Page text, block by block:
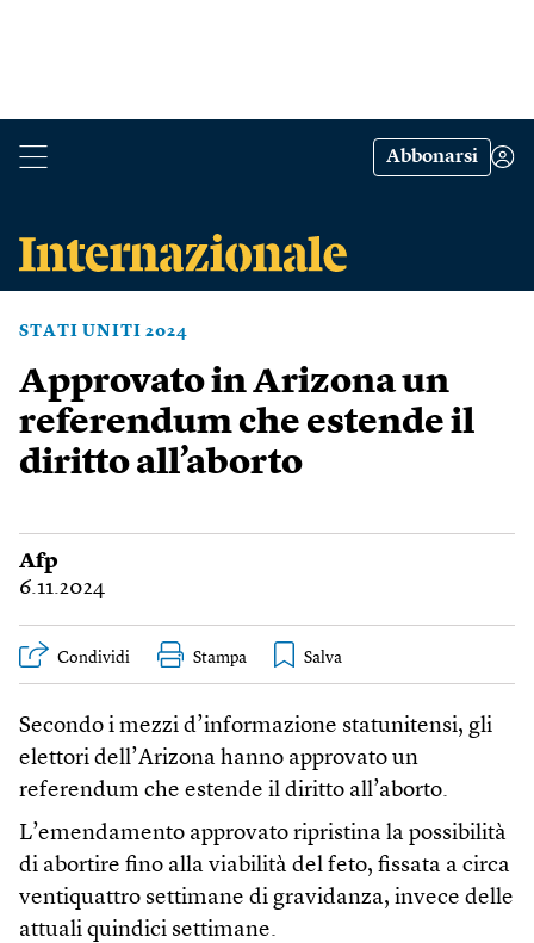
Abbonarsi
STATI UNITI 2024
Approvato in Arizona un
referendum che estende il
diritto all’aborto
Afp
6.11.2024
Condividi Stampa
Secondo i mezzi d’informazione statunitensi, gli
elettori dell’Arizona hanno approvato un
referendum che estende il diritto all’aborto.
L’emendamento approvato ripristina la possibilità
di abortire fino alla viabilità del feto, fissata a circa
ventiquattro settimane di gravidanza, invece delle
attuali quindici settimane.